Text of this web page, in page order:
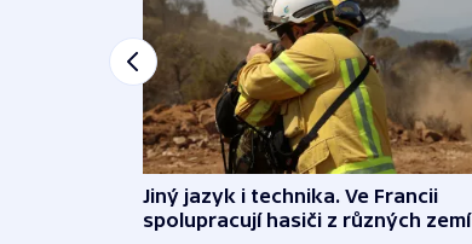
Jiný jazyk i technika. Ve Francii
spolupracují hasiči z různých zemí